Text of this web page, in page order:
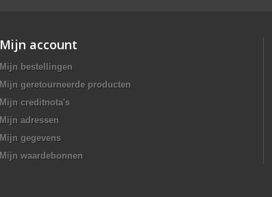
Mijn account
Mijn bestellingen
Mijn geretourneerde producten
Mijn creditnota's
Mijn adressen
Mijn gegevens
Mijn waardebonnen